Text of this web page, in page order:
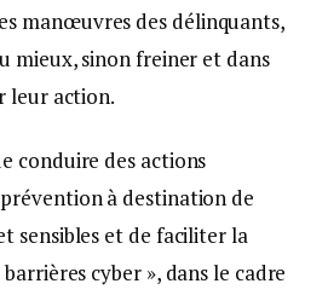
manœuvres des délinquants,
mieux, sinon freiner et dans
leur action.
conduire des actions
à destination de
sensibles et de faciliter la
cyber », dans le cadre